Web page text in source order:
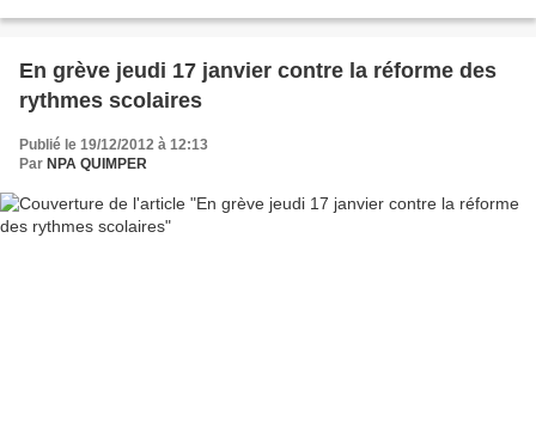
En grève jeudi 17 janvier contre la réforme des
rythmes scolaires
Publié le 19/12/2012 à 12:13
Par NPA QUIMPER